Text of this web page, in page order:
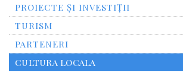
PROIECTE ȘI INVESTIȚII
TURISM
PARTENERI
CULTURA LOCALA